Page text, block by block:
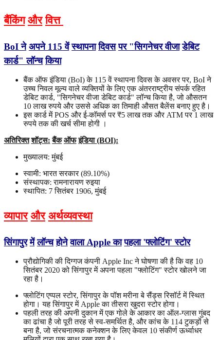
बैंकिंग और वित्त
BoIने अपने115वें स्थापना दिवस पर"सिगनेचर वीजा डेबिट
कार्ड"लॉन्च किया
बैंक ऑफ इंडिया (BoI) के 115 वें स्थापना दिवस के अवसर पर, BoI ने
उच्च निवल मूल्य वाले व्यक्तियों के लिए एक अंतरराष्ट्रीय संपर्क रहित
डेबिट कार्ड, "सिगनेचर वीजा डेबिट कार्ड" लॉन्च किया है, जो औसतन
10 लाख रुपये और उससे अधिक का तिमाही औसत बैलेंस बनाए हुए है।
इस कार्ड में POS और ई-कॉमर्स पर ₹5 लाख तक और ATM पर 1 लाख
रुपये तक की खर्च सीमा होगी ।
अतिरिक्त शॉट्स: बैंक ऑफ इंडिया (BOI):
मुख्यालय: मुंबई
स्वामी: भारत सरकार (89.10%)
संस्थापक: रामनारायण रुइया
स्थापित: 7 सितंबर 1906, मुंबई
व्यापार और अर्थव्यवस्था
सिंगापुर में लॉन्च होने वालाAppleका पहला'फ्लोटिंग'स्टोर
प्रौद्योगिकी की दिग्गज कंपनी Apple Inc ने घोषणा की है कि वह 10
सितंबर 2020 को सिंगापुर में अपना पहला "फ्लोटिंग" स्टोर खोलने जा
रहा है।
फ्लोटिंग एप्पल स्टोर, सिंगापुर के पॉश मरीना बे सैंड्स रिसॉर्ट में स्थित
होगा। यह सिंगापुर में Apple का तीसरा खुदरा स्टोर होगा।
पहली तरह की अपनी दुकान में एक गोले के आकार का ऑल-ग्लास गुंबद
का ढांचा है जो पूरी तरह से स्व-समर्थित है, और कांच के 114 टुकड़ों से
बना है, जो संरचनात्मक कनेक्शन के लिए केवल 10 संकीर्ण ऊर्ध्वाधर